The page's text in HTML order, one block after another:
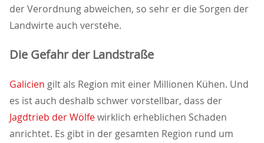
der Verordnung abweichen, so sehr er die Sorgen der
Landwirte auch verstehe.
Die Gefahr der Landstraße
Galicien gilt als Region mit einer Millionen Kühen. Und
es ist auch deshalb schwer vorstellbar, dass der
Jagdtrieb der Wölfewirklich erheblichen Schaden
anrichtet. Es gibt in der gesamten Region rund um